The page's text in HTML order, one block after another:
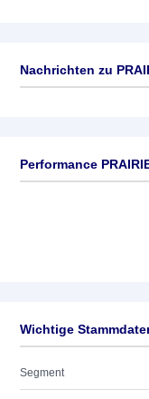
Nachrichten zu
Performance
Wichtige
Segment